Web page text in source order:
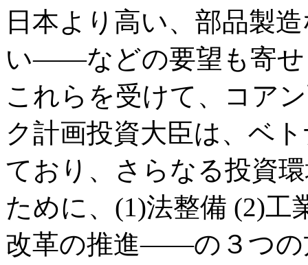
日本より高い、部品製
い――などの要望も寄せ
これらを受けて、コア
ク計画投資大臣は、ベ
ており、さらなる投資
ために、(1)法整備 (2)工
改革の推進――の３つの